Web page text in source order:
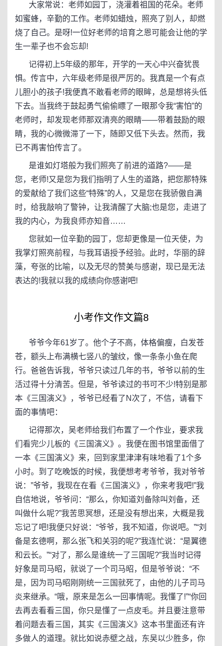
大家常说：老师如园丁，浇灌着祖国的花朵。老师
如蜜蜂，辛勤的工作。老师如蜡烛，照亮了别人，却燃
烧了自己。是呀!一位好老师的培育之恩可能会让他的学
生一辈子也不会忘却!
记得初上5年级的那年，开学的一天心中兴奋犹畏
惧。传言中，六年级老师是很严厉的。我真是一个有点
儿胆小的孩子!我便真不敢看老师的眼眸，总是想将头低
下去。当我终于鼓起勇气偷偷瞟了一眼那令我“害怕”的
老师时，却发现老师那双清亮的眼睛——带着鼓励的眼
睛，我的心微微滞了一下，随即又低下头去。然而，我
已不再害怕传言了。
是谁如灯塔般为我们照亮了前进的道路?——是
您，老师!又是您为我们指明了人生的道路，把您那特殊
的爱献给了我们这些“特殊”的人，又是您在我骄傲自满
时，给我敲响了警钟，让我清醒了大脑;也是您，走进了
我的内心，为我良师亦知音……
您就如一位辛勤的园丁，您却更像是一位天使，为
我掌灯照亮前程，与我耳语授予经验。此时，华丽的辞
藻，夸张的比喻，以及无尽的赞美与感谢，现已是无法
表达的!我就以我的成绩向你感谢吧!
小考作文作文篇8
爷爷今年61岁了。他个子不高，体格偏瘦，白发苍
苍，额头上布满横七竖八的皱纹，像一条条小鱼在爬
行。爸爸告诉我，爷爷只读过几年的书，爷爷以前的生
活过得十分清苦。但是，爷爷读过的书可不少!特别是那
本《三国演义》，爷爷已经看了N次了，不信，请看下
面的事情吧：
记得那次，吴老师给我们布置了一个作业，要求我
们看完少儿板的《三国演义》。我便在图书馆里面借了
一本《三国演义》来，回到家里津津有味地看了1个多
小时。到了吃晚饭的时候，我便想考考爷爷，我对爷爷
说：”爷爷，我现在在看《三国演义》，你来考我吧!”我
自信地说，爷爷问：“那么，你知道刘备除叫刘备，还
叫做什么呢?”我苦思冥想，还是没有想出来，大概是我
忘记了吧!我便只好说：“爷爷，我不知道，你说吧。”“刘
备是玄德啊，那么张飞和关羽的呢?”我连忙说：“是翼德
和云长。”“对了，那么是谁统一了三国呢?”我当时记得
好象是司马昭，就说了一个司马昭，但是爷爷说：“不
是，因为司马昭刚刚统一三国就死了，由他的儿子司马
炎来继承。“哦，原来是怎么一回事情呢。我懂了!”“你回
去再去看看三国，你只是懂了一点皮毛。并且要注意带
着问题去看三国，其实《三国演义》这本书里面还有许
多做人的道理。就比如说赤壁之战，东吴以少胜多，你